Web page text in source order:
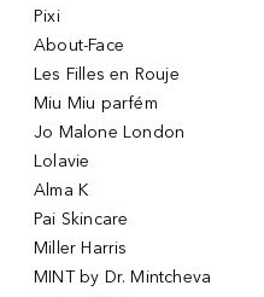
Pixi
About-Face
Les Filles en Rouje
Miu Miu parfém
Jo Malone London
Lolavie
Alma K
Pai Skincare
Miller Harris
MINT by Dr. Mintcheva